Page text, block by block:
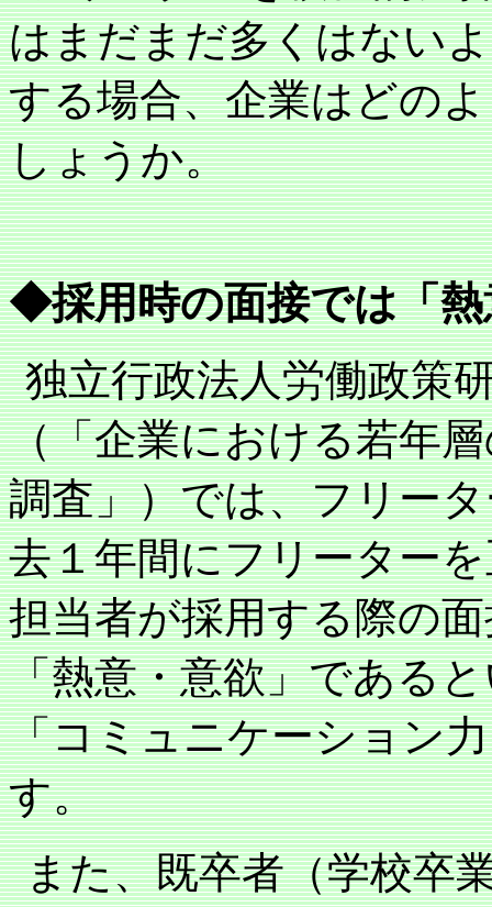
はまだまだ多くはない
する場合、企業はどの
しょうか。
◆採用時の面接では「
独立行政法人労働政策
（「企業における若年
調査」）では、フリー
去１年間にフリーター
担当者が採用する際の
「熱意・意欲」である
「コミュニケーション
す。
また、既卒者（学校卒